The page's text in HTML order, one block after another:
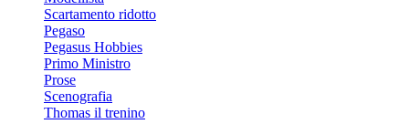
Scartamento ridotto
Pegaso
Pegasus Hobbies
Primo Ministro
Prose
Scenografia
Thomas il trenino